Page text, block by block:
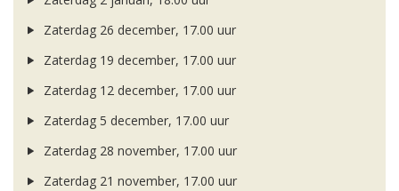
Zaterdag 26 december, 17.00 uur
Zaterdag 19 december, 17.00 uur
Zaterdag 12 december, 17.00 uur
Zaterdag 5 december, 17.00 uur
Zaterdag 28 november, 17.00 uur
Zaterdag 21 november, 17.00 uur